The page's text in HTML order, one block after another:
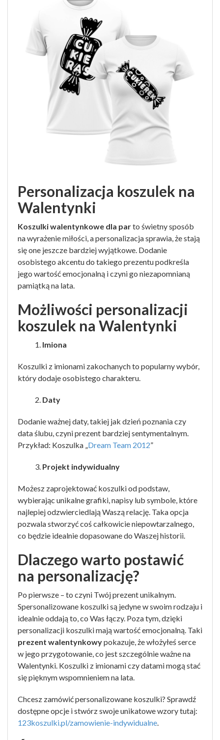
Personalizacja koszulek na
Walentynki
Koszulki walentynkowe dla parto świetny sposób
na wyrażenie miłości, a personalizacja sprawia, że stają
się one jeszcze bardziej wyjątkowe. Dodanie
osobistego akcentu do takiego prezentu podkreśla
jego wartość emocjonalną i czyni go niezapomnianą
pamiątką na lata.
Możliwości personalizacji
koszulek na Walentynki
Imiona
Koszulki z imionami zakochanych to popularny wybór,
który dodaje osobistego charakteru.
Daty
Dodanie ważnej daty, takiej jak dzień poznania czy
data ślubu, czyni prezent bardziej sentymentalnym.
Przykład: Koszulka „Dream Team 2012”
Projekt indywidualny
Możesz zaprojektować koszulki od podstaw,
wybierając unikalne grafiki, napisy lub symbole, które
najlepiej odzwierciedlają Waszą relację. Taka opcja
pozwala stworzyć coś całkowicie niepowtarzalnego,
co będzie idealnie dopasowane do Waszej historii.
Dlaczego warto postawić
na personalizację?
Po pierwsze – to czyni Twój prezent unikalnym.
Spersonalizowane koszulki są jedyne w swoim rodzaju i
idealnie oddają to, co Was łączy. Poza tym, dzięki
personalizacji koszulki mają wartość emocjonalną. Taki
prezent walentynkowypokazuje, że włożyłeś serce
w jego przygotowanie, co jest szczególnie ważne na
Walentynki. Koszulki z imionami czy datami mogą stać
się pięknym wspomnieniem na lata.
Chcesz zamówić personalizowane koszulki? Sprawdź
dostępne opcje i stwórz swoje unikatowe wzory tutaj:
123koszulki.pl/zamowienie-indywidualne.